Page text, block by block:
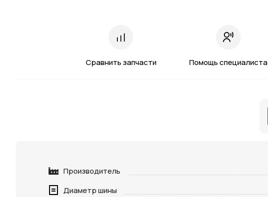
Сравнить запчасти Помощь специалиста
Производитель
Диаметр шины